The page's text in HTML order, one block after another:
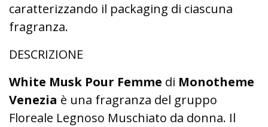
caratterizzando il packaging di ciascuna
fragranza.
DESCRIZIONE
White Musk Pour Femme di Monotheme
Venezia è una fragranza del gruppo
Floreale Legnoso Muschiato da donna. Il